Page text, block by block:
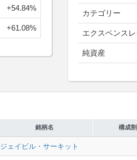
+54.84%
+61.08%
カテゴリー
エクスペンス
純資産
銘柄名 構成
ジェイビル・サーキット